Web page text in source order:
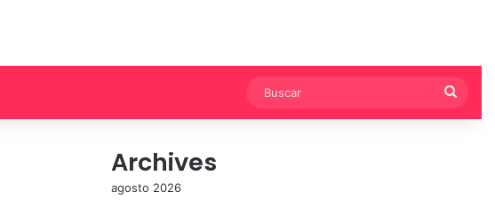
Archives
agosto 2026